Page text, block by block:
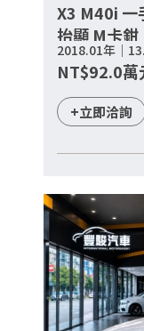
X3 M40i 一
抬顯 M卡
2018.01年｜
NT$92.0萬
+立即洽詢